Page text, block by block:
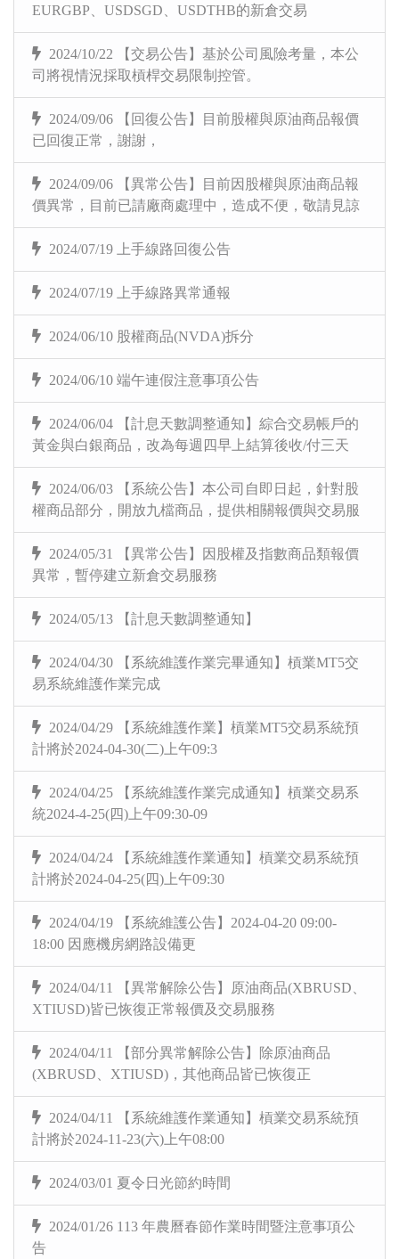
EURGBP、USDSGD、USDTHB的新倉交易
2024/10/22 【交易公告】基於公司風險考量，本公
司將視情況採取槓桿交易限制控管。
2024/09/06 【回復公告】目前股權與原油商品報價
已回復正常，謝謝，
2024/09/06 【異常公告】目前因股權與原油商品報
價異常，目前已請廠商處理中，造成不便，敬請見諒
2024/07/19 上手線路回復公告
2024/07/19 上手線路異常通報
2024/06/10 股權商品(NVDA)拆分
2024/06/10 端午連假注意事項公告
2024/06/04 【計息天數調整通知】綜合交易帳戶的
黃金與白銀商品，改為每週四早上結算後收/付三天
2024/06/03 【系統公告】本公司自即日起，針對股
權商品部分，開放九檔商品，提供相關報價與交易服
2024/05/31 【異常公告】因股權及指數商品類報價
異常，暫停建立新倉交易服務
2024/05/13 【計息天數調整通知】
2024/04/30 【系統維護作業完畢通知】槓業MT5交
易系統維護作業完成
2024/04/29 【系統維護作業】槓業MT5交易系統預
計將於2024-04-30(二)上午09:3
2024/04/25 【系統維護作業完成通知】槓業交易系
統2024-4-25(四)上午09:30-09
2024/04/24 【系統維護作業通知】槓業交易系統預
計將於2024-04-25(四)上午09:30
2024/04/19 【系統維護公告】2024-04-20 09:00-
18:00 因應機房網路設備更
2024/04/11 【異常解除公告】原油商品(XBRUSD、
XTIUSD)皆已恢復正常報價及交易服務
2024/04/11 【部分異常解除公告】除原油商品
(XBRUSD、XTIUSD)，其他商品皆已恢復正
2024/04/11 【系統維護作業通知】槓業交易系統預
計將於2024-11-23(六)上午08:00
2024/03/01 夏令日光節約時間
2024/01/26 113 年農曆春節作業時間暨注意事項公
告